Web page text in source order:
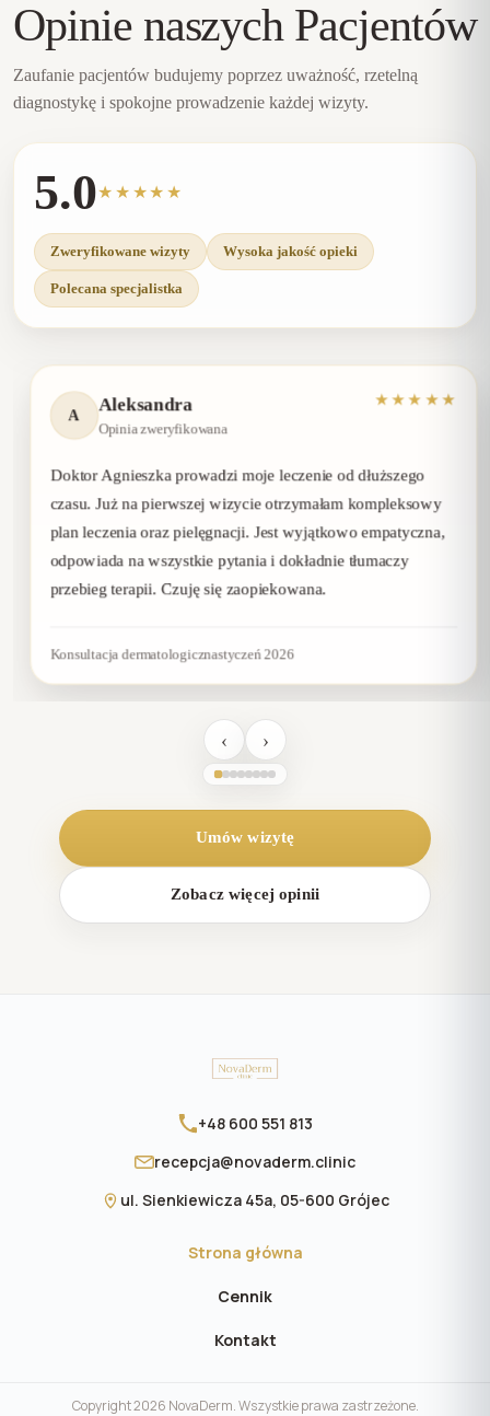
Opinie naszych Pacjentów
Zaufanie pacjentów budujemy poprzez uważność, rzetelną
diagnostykę i spokojne prowadzenie każdej wizyty.
5.0★★★★★
Zweryfikowane wizyty Wysoka jakość opieki
Polecana specjalistka
A
Aleksandra
Opinia zweryfikowana
★★★★★
Doktor Agnieszka prowadzi moje leczenie od dłuższego
czasu. Już na pierwszej wizycie otrzymałam kompleksowy
plan leczenia oraz pielęgnacji. Jest wyjątkowo empatyczna,
odpowiada na wszystkie pytania i dokładnie tłumaczy
przebieg terapii. Czuję się zaopiekowana.
Konsultacja dermatologicznastyczeń 2026
‹ ›
Umów wizytę
Zobacz więcej opinii
+48 600 551 813
recepcja@novaderm.clinic
ul. Sienkiewicza 45a, 05-600 Grójec
Strona główna
Cennik
Kontakt
Copyright 2026 NovaDerm. Wszystkie prawa zastrzeżone.